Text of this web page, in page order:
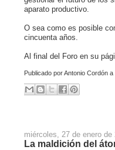
aparato productivo.
O sea como es posible
cincuenta años.
Al final del Foro en su
Publicado porAntonio Cordón a
miércoles, 27 de enero de
La maldición del